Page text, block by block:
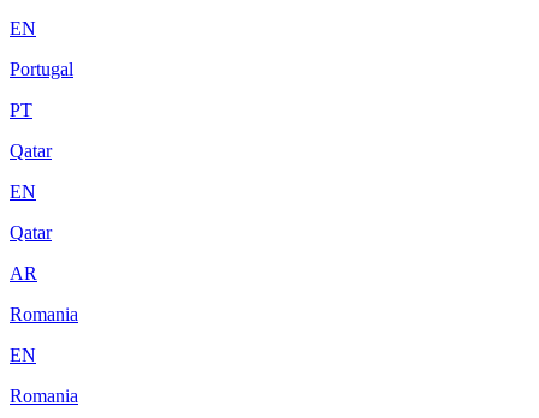
EN
Portugal
PT
Qatar
EN
Qatar
AR
Romania
EN
Romania